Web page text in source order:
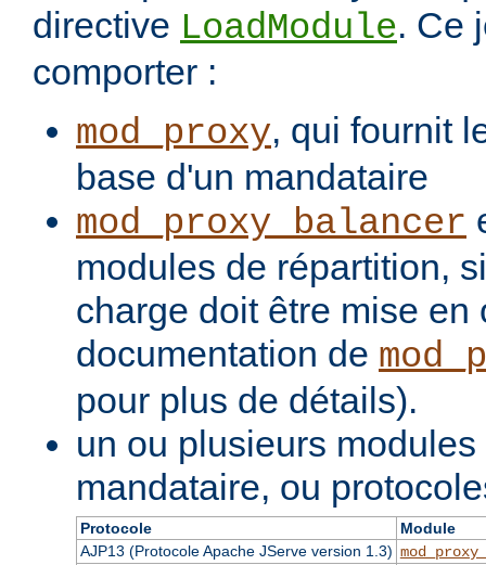
directive LoadModule. Ce
comporter :
mod_proxy, qui fournit
base d'un mandataire
mod_proxy_balancer
modules de répartition,
charge doit être mise en
documentation de
pour plus de détails).
un ou plusieurs
mandataire, ou
Protocole
Module
AJP13 (Protocole Apache JServe version 1.3)